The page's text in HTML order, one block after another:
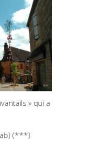
» qui a
(***)